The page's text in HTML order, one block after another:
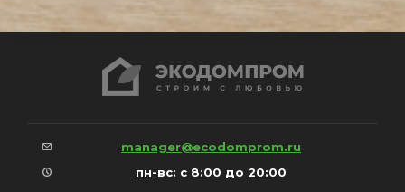
manager@ecodomprom.ru
пн-вс: с 8:00 до 20:00